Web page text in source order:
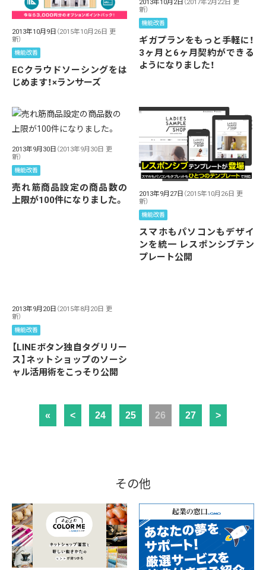
2013年10月9日 （2015年10月26日 更
新）
機能改善
ECクラウドソーシングをは
じめます！×ランサーズ
2013年10月2日 （2017年2月22日 更
新）
機能改善
ギガプランをもっと手軽に！
3ヶ月と6ヶ月契約ができる
ようになりました！
2013年9月30日 （2013年9月30日 更
新）
機能改善
売れ筋商品設定の商品数の
上限が100件になりました。
2013年9月27日 （2015年10月26日 更
新）
機能改善
スマホもパソコンもデザイ
ンを統一 レスポンシブテン
プレート公開
2013年9月20日 （2015年8月20日 更
新）
機能改善
【LINEボタン独自タグリリー
ス】ネットショップのソーシ
ャル活用術をこっそり公開
« < 24 25 26 27 >
その他